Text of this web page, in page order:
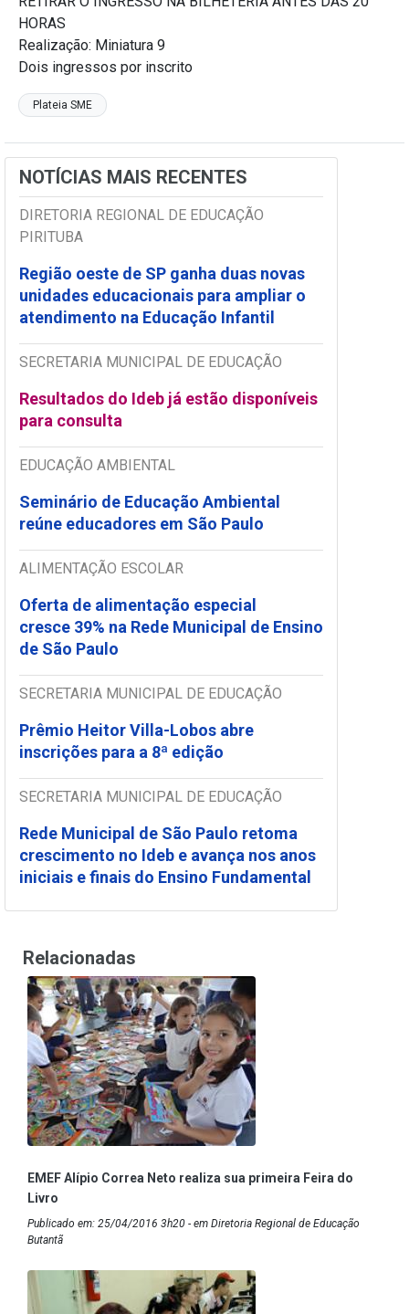
HORAS
Realização: Miniatura 9
Dois ingressos por inscrito
Plateia SME
NOTÍCIAS MAIS RECENTES
DIRETORIA REGIONAL DE EDUCAÇÃO
PIRITUBA
Região oeste de SP ganha duas novas
unidades educacionais para ampliar o
atendimento na Educação Infantil
SECRETARIA MUNICIPAL DE EDUCAÇÃO
Resultados do Ideb já estão disponíveis
para consulta
EDUCAÇÃO AMBIENTAL
Seminário de Educação Ambiental
reúne educadores em São Paulo
ALIMENTAÇÃO ESCOLAR
Oferta de alimentação especial
cresce 39% na Rede Municipal de Ensino
de São Paulo
SECRETARIA MUNICIPAL DE EDUCAÇÃO
Prêmio Heitor Villa-Lobos abre
inscrições para a 8ª edição
SECRETARIA MUNICIPAL DE EDUCAÇÃO
Rede Municipal de São Paulo retoma
crescimento no Ideb e avança nos anos
iniciais e finais do Ensino Fundamental
Relacionadas
EMEF Alípio Correa Neto realiza sua primeira Feira do
Livro
Publicado em: 25/04/2016 3h20 - em Diretoria Regional de Educação
Butantã